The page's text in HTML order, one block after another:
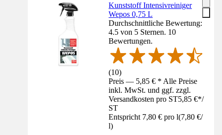
Kunststoff Intensivreiniger
Wepos 0,75 L
Durchschnittliche Bewertung:
4.5 von 5 Sternen. 10
Bewertungen.
(10)
Preis — 5,85 € * Alle Preise
inkl. MwSt. und ggf. zzgl.
Versandkosten pro ST5,85 €*/
ST
Entspricht 7,80 € pro l(7,80 €/
l)